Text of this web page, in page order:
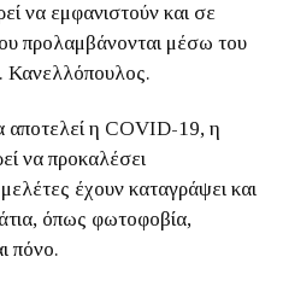
να εμφανιστούν και σε
προλαμβάνονται μέσω του
Κανελλόπουλος.
αποτελεί η COVID-19, η
να προκαλέσει
έχουν καταγράψει και
όπως φωτοφοβία,
πόνο.